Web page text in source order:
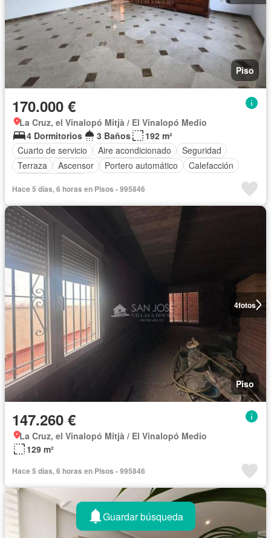
Piso
170.000 €
La Cruz, el Vinalopó Mitjà / El Vinalopó Medio
4 Dormitorios
3 Baños
192 m²
Cuarto de servicio
Aire acondicionado
Seguridad
Terraza
Ascensor Portero automático
Calefacción
Hace 5 días, 6 horas en Pisos - 995846
4fotos
Piso
147.260 €
La Cruz, el Vinalopó Mitjà / El Vinalopó Medio
129 m²
Hace 5 días, 6 horas en Pisos - 995846
Guardar búsqueda